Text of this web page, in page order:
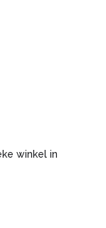
winkel in